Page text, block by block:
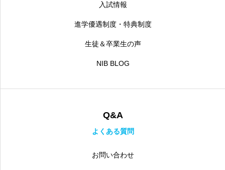
入試情報
進学優遇制度・特典制度
生徒＆卒業生の声
NIB BLOG
Q&A
よくある質問
お問い合わせ